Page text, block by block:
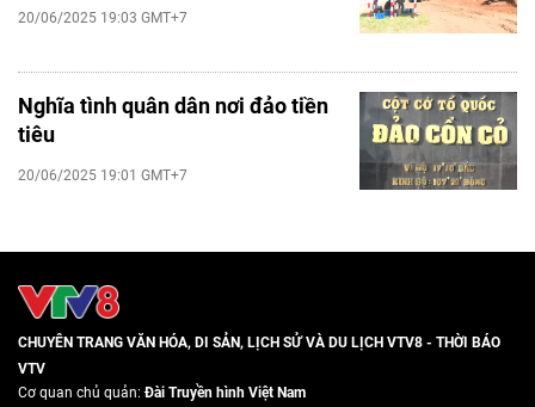
20/06/2025 19:03 GMT+7
Nghĩa tình quân dân nơi đảo tiền
tiêu
20/06/2025 19:01 GMT+7
CHUYÊN TRANG VĂN HÓA, DI SẢN, LỊCH SỬ VÀ DU LỊCH VTV8 - THỜI BÁO
VTV
Cơ quan chủ quản:Đài Truyền hình Việt Nam